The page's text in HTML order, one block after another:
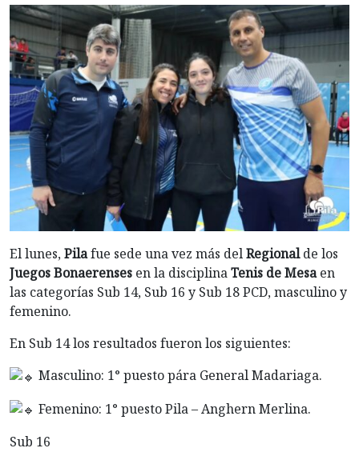
El lunes,Pilafue sede una vez más delRegionalde los
Juegos Bonaerenses en la disciplinaTenis de Mesaen
las categorías Sub 14, Sub 16 y Sub 18 PCD, masculino y
femenino.
En Sub 14 los resultados fueron los siguientes:
Masculino: 1° puesto pára General Madariaga.
Femenino: 1° puesto Pila – Anghern Merlina.
Sub 16